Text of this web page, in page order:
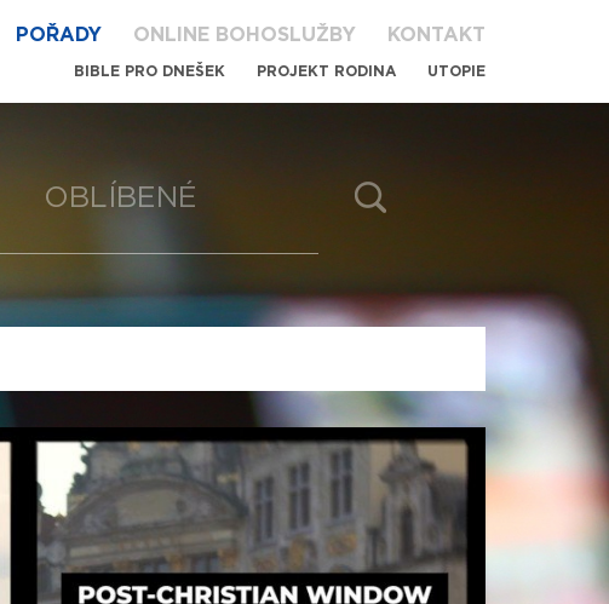
POŘADY ONLINE BOHOSLUŽBY KONTAKT
BIBLE PRO DNEŠEK PROJEKT RODINA UTOPIE
OBLÍBENÉ